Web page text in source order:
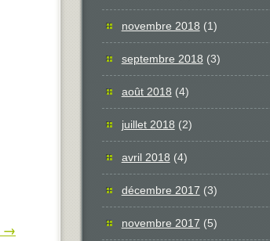
→
novembre 2018 (1)
septembre 2018 (3)
août 2018 (4)
juillet 2018 (2)
avril 2018 (4)
décembre 2017 (3)
novembre 2017 (5)